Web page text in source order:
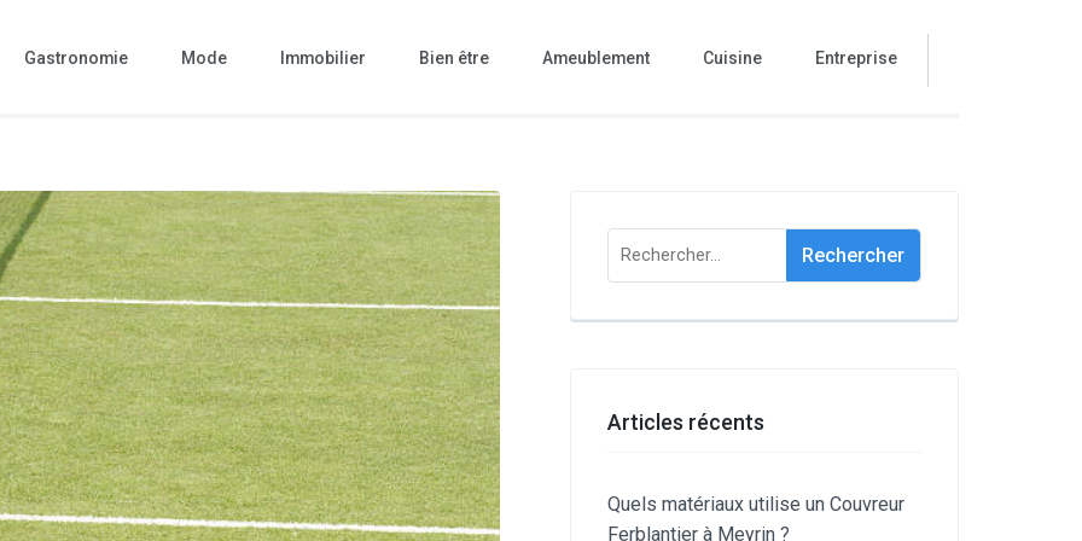
Gastronomie Mode Immobilier Bien être Ameublement Cuisine Entreprise
Rechercher :
Articles récents
Quels matériaux utilise un Couvreur
Ferblantier à Meyrin ?